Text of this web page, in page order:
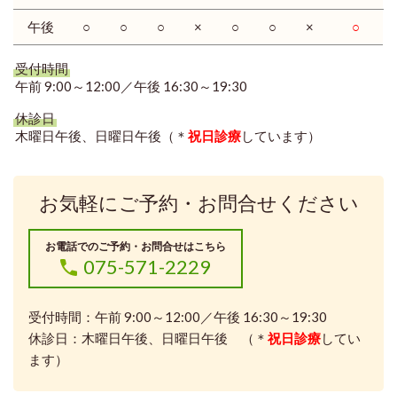
午後 ○ ○ ○ × ○ ○ × ○
受付時間
午前 9:00～12:00／午後 16:30～19:30
休診日
木曜日午後、日曜日午後（＊ 祝日診療しています）
お気軽にご予約・お問合せください
お電話でのご予約・お問合せはこちら
075-571-2229
受付時間：午前 9:00～12:00／午後 16:30～19:30
休診日：木曜日午後、日曜日午後 （＊ 祝日診療してい
ます）